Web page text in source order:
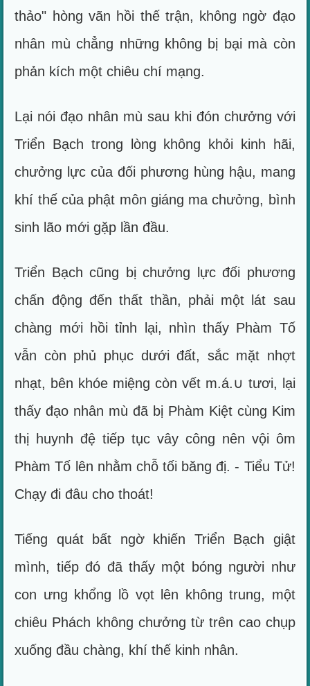
thảo" hòng vãn hồi thế trận, không ngờ đạo
nhân mù chẳng những không bị bại mà còn
phản kích một chiêu chí mạng.
Lại nói đạo nhân mù sau khi đón chưởng với
Triển Bạch trong lòng không khỏi kinh hãi,
chưởng lực của đối phương hùng hậu, mang
khí thế của phật môn giáng ma chưởng, bình
sinh lão mới gặp lần đầu.
Triển Bạch cũng bị chưởng lực đối phương
chấn động đến thất thần, phải một lát sau
chàng mới hồi tỉnh lại, nhìn thấy Phàm Tố
vẫn còn phủ phục dưới đất, sắc mặt nhợt
nhạt, bên khóe miệng còn vết m.á.∪ tươi, lại
thấy đạo nhân mù đã bị Phàm Kiệt cùng Kim
thị huynh đệ tiếp tục vây công nên vội ôm
Phàm Tố lên nhằm chỗ tối băng đị. - Tiểu Tử!
Chạy đi đâu cho thoát!
Tiếng quát bất ngờ khiến Triển Bạch giật
mình, tiếp đó đã thấy một bóng người như
con ưng khổng lồ vọt lên không trung, một
chiêu Phách không chưởng từ trên cao chụp
xuống đầu chàng, khí thế kinh nhân.